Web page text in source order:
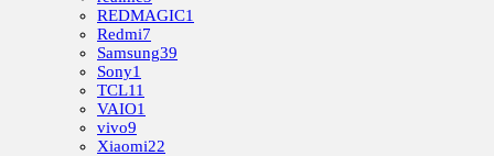
REDMAGIC1
Redmi7
Samsung39
Sony1
TCL11
VAIO1
vivo9
Xiaomi22